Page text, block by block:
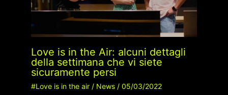
Love is in the Air: alcuni dettagli
della settimana che vi siete
sicuramente persi
#Love is in the air/ News/ 05/03/2022